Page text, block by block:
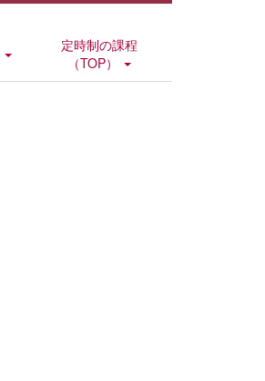
定時制の課程
（TOP）